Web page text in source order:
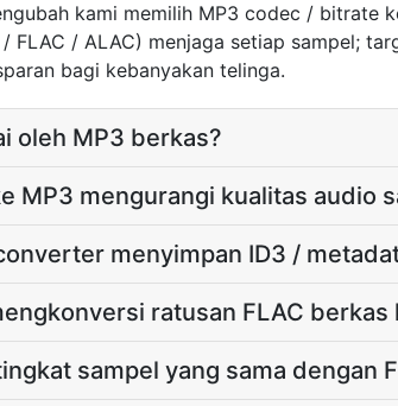
kami memilih MP3 codec / bitrate
FLAC / ALAC) menjaga setiap sampel;
bagi kebanyakan telinga.
oleh MP3 berkas?
MP3 mengurangi kualitas audio
menyimpan ID3 /
ratusan FLAC berkas
sampel yang sama dengan